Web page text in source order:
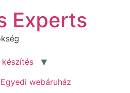
Experts
készítés
Egyedi webáruház